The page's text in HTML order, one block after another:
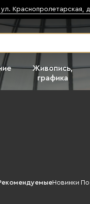
Краснопролетарская,
Живопись,
графика
Новинки